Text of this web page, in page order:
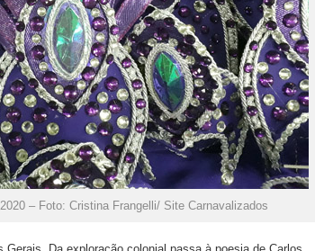
– Foto: Cristina Frangelli/ Site Carnavalizados